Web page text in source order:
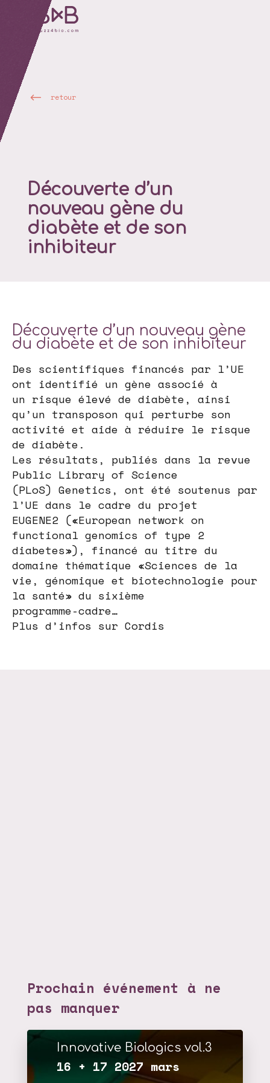
retour
Découverte d’un
nouveau gène du
diabète et de son
inhibiteur
Découverte d’un nouveau gène
du diabète et de son inhibiteur
Des scientifiques financés par l’UE
ont identifié un gène associé à
un risque élevé de diabète, ainsi
qu’un transposon qui perturbe son
activité et aide à réduire le risque
de diabète.
Les résultats, publiés dans la revue
Public Library of Science
(PLoS) Genetics, ont été soutenus par
l’UE dans le cadre du projet
EUGENE2 («European network on
functional genomics of type 2
diabetes»), financé au titre du
domaine thématique «Sciences de la
vie, génomique et biotechnologie pour
la santé» du sixième
programme-cadre…
Plus d’infos sur Cordis
Prochain événement à ne
pas manquer
Innovative Biologics vol.3
16 + 17 2027 mars